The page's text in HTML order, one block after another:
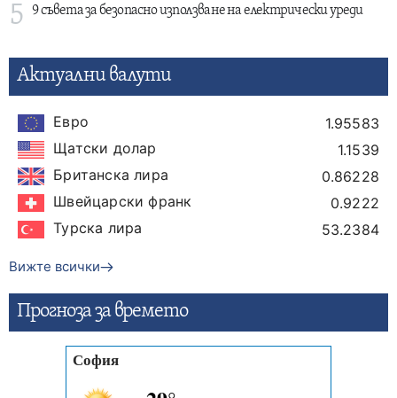
5 9 съвета за безопасно използване на електрически уреди
Актуални валути
Евро
1.95583
Щатски долар
1.1539
Британска лира
0.86228
Швейцарски франк
0.9222
Турска лира
53.2384
Вижте всички
Прогнозa за времето